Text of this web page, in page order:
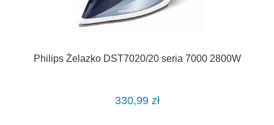
Philips Żelazko DST7020/20 seria 7000 2800W
330,99 zł